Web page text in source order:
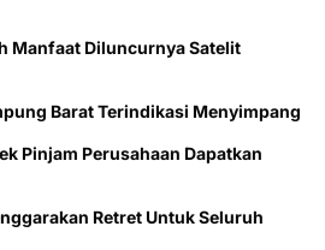
Lampung Barat Terindikasi Menyimpang
Pinjam Perusahaan Dapatkan
Retret Untuk Seluruh